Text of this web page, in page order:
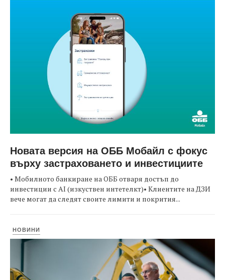
Новата версия на ОББ Мобайл с фокус
върху застраховането и инвестициите
• Мобилното банкиране на ОББ отваря достъп до
инвестиции с AI (изкуствен интетелкт)• Клиентите на ДЗИ
вече могат да следят своите лимити и покрития...
НОВИНИ